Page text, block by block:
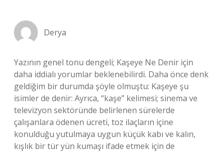
Derya
Yazının genel tonu dengeli; Kaşeye Ne Denir için
daha iddialı yorumlar beklenebilirdi. Daha önce denk
geldiğim bir durumda şöyle olmuştu: Kaşeye şu
isimler de denir: Ayrıca, “kaşe” kelimesi; sinema ve
televizyon sektöründe belirlenen sürelerde
çalışanlara ödenen ücreti, toz ilaçların içine
konulduğu yutulmaya uygun küçük kabı ve kalın,
kışlık bir tür yün kumaşı ifade etmek için de